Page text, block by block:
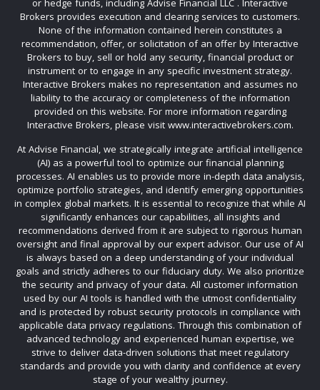
or hedge funds, including Advise Financial LLC . Interactive
Brokers provides execution and clearing services to customers.
None of the information contained herein constitutes a
recommendation, offer, or solicitation of an offer by Interactive
Brokers to buy, sell or hold any security, financial product or
instrument or to engage in any specific investment strategy.
Interactive Brokers makes no representation and assumes no
liability to the accuracy or completeness of the information
provided on this website. For more information regarding
Interactive Brokers, please visit www.interactivebrokers.com.
At Advise Financial, we strategically integrate artificial intelligence
(AI) as a powerful tool to optimize our financial planning
processes. AI enables us to provide more in-depth data analysis,
optimize portfolio strategies, and identify emerging opportunities
in complex global markets. It is essential to recognize that while AI
significantly enhances our capabilities, all insights and
recommendations derived from it are subject to rigorous human
oversight and final approval by our expert advisor. Our use of AI
is always based on a deep understanding of your individual
goals and strictly adheres to our fiduciary duty. We also prioritize
the security and privacy of your data. All customer information
used by our AI tools is handled with the utmost confidentiality
and is protected by robust security protocols in compliance with
applicable data privacy regulations. Through this combination of
advanced technology and experienced human expertise, we
strive to deliver data-driven solutions that meet regulatory
standards and provide you with clarity and confidence at every
stage of your wealthy journey.